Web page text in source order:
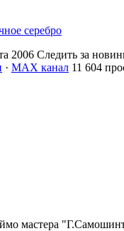
серебро
2006 Следить за
· MAX канал 11 604
мастера